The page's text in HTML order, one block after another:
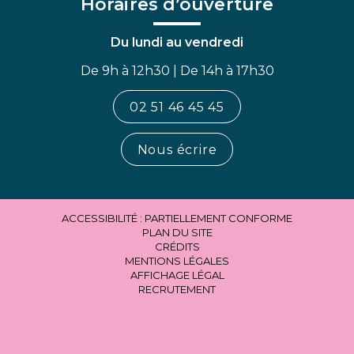
Horaires d’ouverture
Du lundi au vendredi
De 9h à 12h30 | De 14h à 17h30
02 51 46 45 45
Nous écrire
ACCESSIBILITÉ : PARTIELLEMENT CONFORME
PLAN DU SITE
CRÉDITS
MENTIONS LÉGALES
AFFICHAGE LÉGAL
RECRUTEMENT